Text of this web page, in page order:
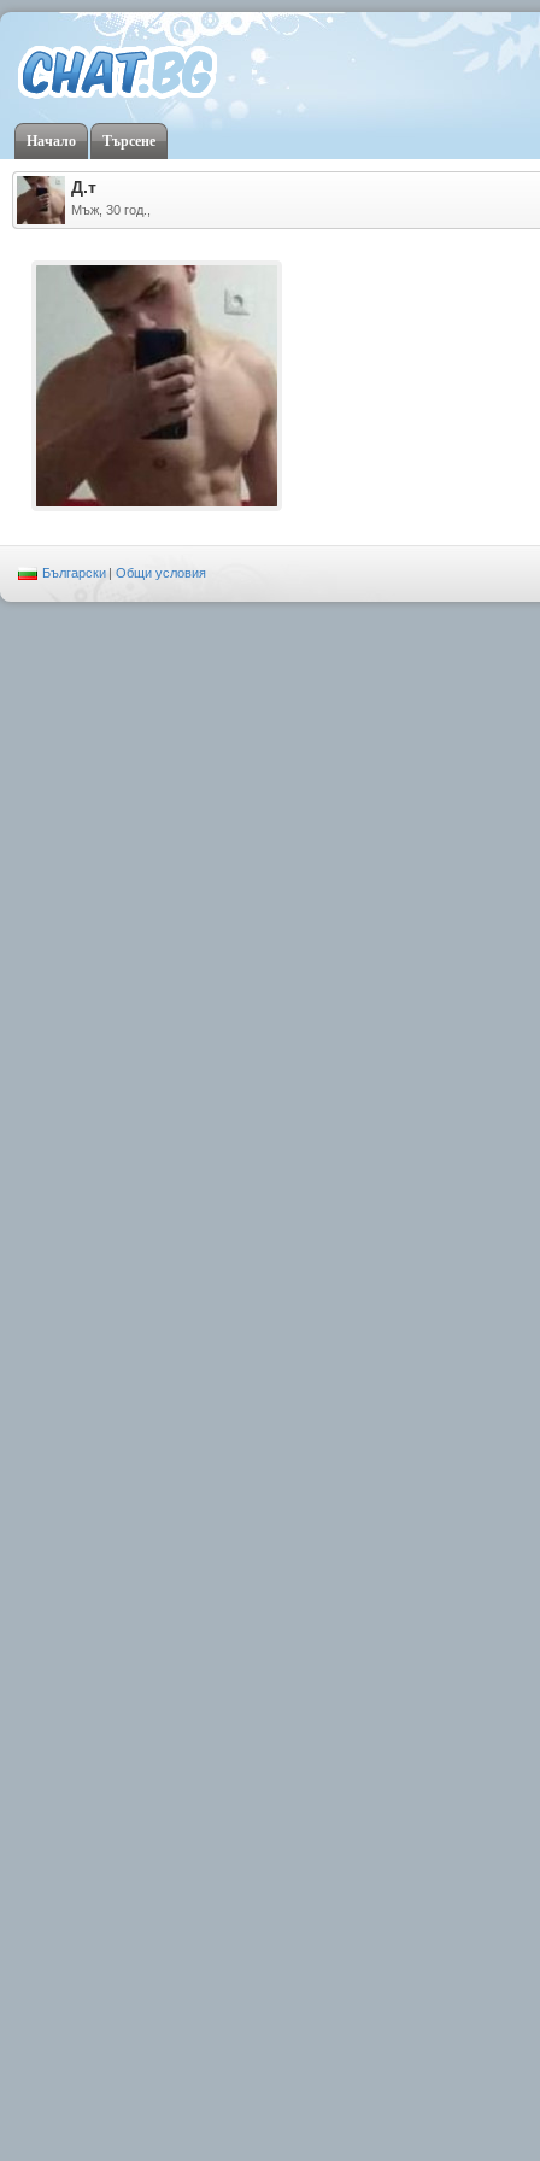
Начало Търсене
Д.т
Мъж, 30 год.,
Български | Общи условия